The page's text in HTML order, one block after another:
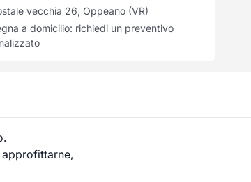
vecchia 26, Oppeano (VR)
a domicilio: richiedi un preventivo
approfittarne,